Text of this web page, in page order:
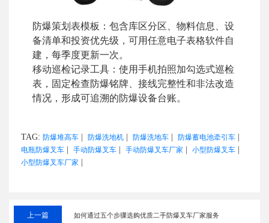
防爆策划表模板：包含库区分区、物料信息、设
备清单和投资优先级，可用任意电子表格软件自
建，每季度更新一次。
移动巡检记录工具：使用手机拍照加勾选式巡检
表，固定检查防爆铭牌、接线完整性和非法改造
情况，形成可追溯的防爆设备台账。
TAG: 防爆堆高车 | 防爆洗地机 | 防爆洗地车 | 防爆蓄电池牵引车 |
电瓶防爆叉车 | 手动防爆叉车 | 手动防爆叉车厂家 | 小型防爆叉车 |
小型防爆叉车厂家 |
上一篇 如何通过五个步骤选购优质二手防爆叉车厂家服务